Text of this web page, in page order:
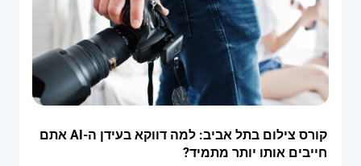
קורס צילום בתל אביב: למה דווקא בעידן ה-AI אתם
חייבים אותו יותר מתמיד?